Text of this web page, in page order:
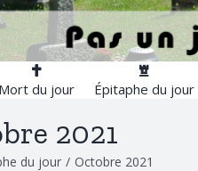
Mort du jour Épitaphe du jour
2021
du jour / Octobre 2021